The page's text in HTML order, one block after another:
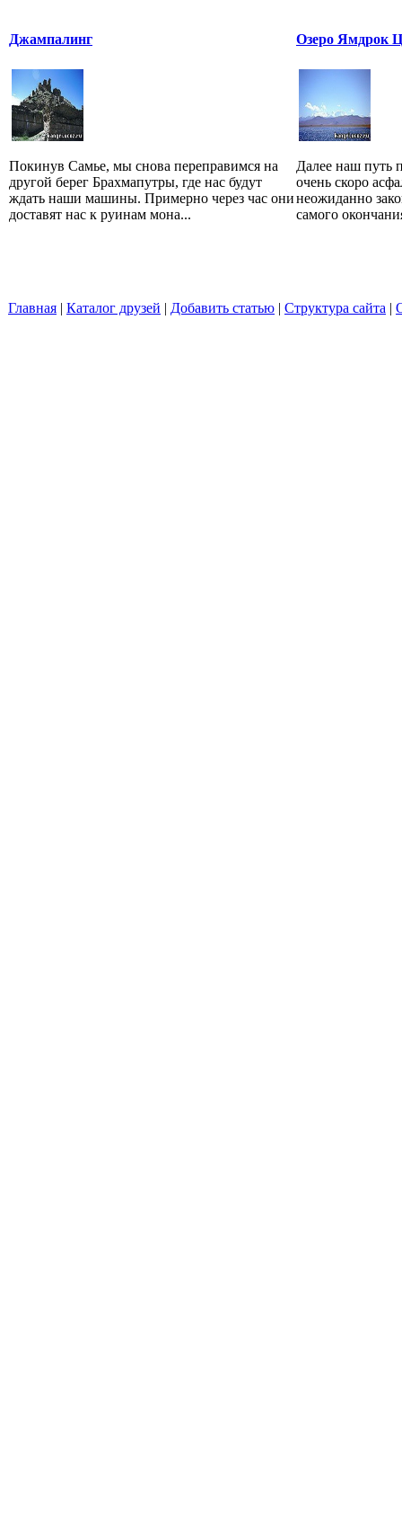
Джампалинг
Покинув Самье, мы снова переправимся на
другой берег Брахмапутры, где нас будут
ждать наши машины. Примерно через час они
доставят нас к руинам мона...
Озеро Ямдрок
Далее наш путь
очень скоро
неожиданно
самого
Главная | Каталог друзей | Добавить статью | Структура сайта |